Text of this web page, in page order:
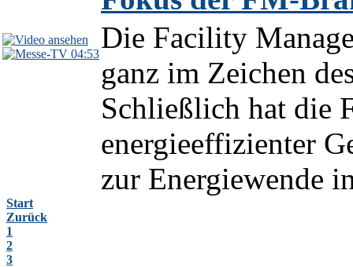
04:53Die Facility
ganz im Zeichen
Schließlich hat die
energieeffizienter
zur Energiewende
Start
Zurück
1
2
3